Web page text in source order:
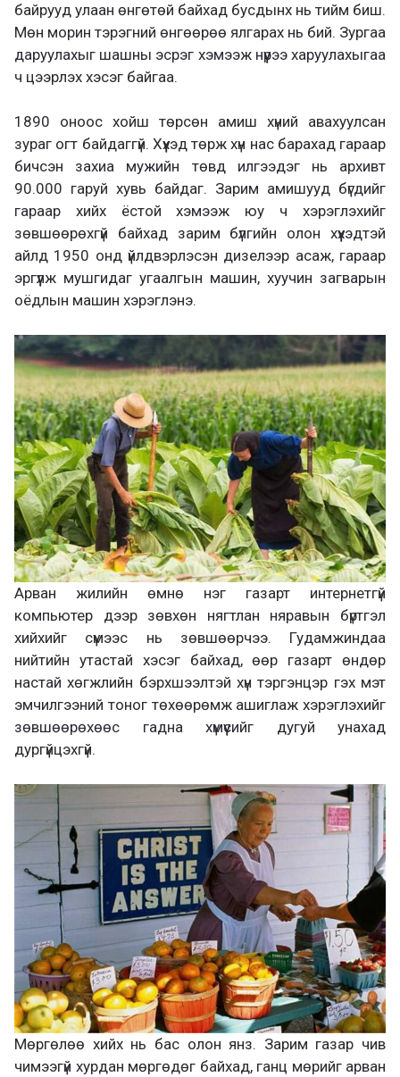
байрууд улаан өнгөтөй байхад бусдынх нь тийм биш.
Мөн морин тэрэгний өнгөөрөө ялгарах нь бий. Зургаа
даруулахыг шашны эсрэг хэмээж нүүрээ харуулахыгаа
ч цээрлэх хэсэг байгаа.
1890 оноос хойш төрсөн амиш хүний авахуулсан
зураг огт байдаггүй. Хүүхэд төрж хүн нас барахад гараар
бичсэн захиа мужийн төвд илгээдэг нь архивт
90.000 гаруй хувь байдаг. Зарим амишууд бүгдийг
гараар хийх ёстой хэмээж юу ч хэрэглэхийг
зөвшөөрөхгүй байхад зарим бүлгийн олон хүүхэдтэй
айлд 1950 онд үйлдвэрлэсэн дизелээр асаж, гараар
эргүүлж мушгидаг угаалгын машин, хуучин загварын
оёдлын машин хэрэглэнэ.
Арван жилийн өмнө нэг газарт интернетгүй
компьютер дээр зөвхөн нягтлан няравын бүртгэл
хийхийг сүмээс нь зөвшөөрчээ. Гудамжиндаа
нийтийн утастай хэсэг байхад, өөр газарт өндөр
настай хөгжлийн бэрхшээлтэй хүн тэргэнцэр гэх мэт
эмчилгээний тоног төхөөрөмж ашиглаж хэрэглэхийг
зөвшөөрөхөөс гадна хүмүүсийг дугуй унахад
дургүйцэхгүй.
Мөргөлөө хийх нь бас олон янз. Зарим газар чив
чимээгүй хурдан мөргөдөг байхад, ганц мөрийг арван